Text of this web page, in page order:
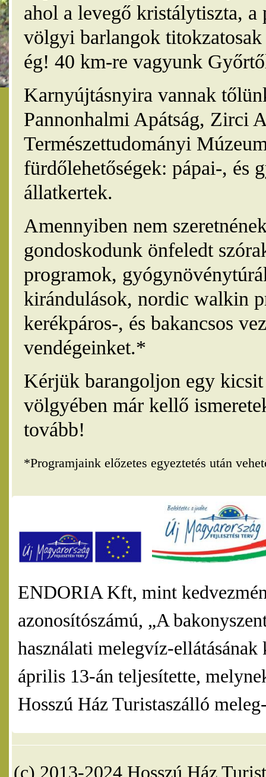
ahol a levegő kristálytiszta, a
völgyi barlangok
ég! 40 km-re vagyunk
Karnyújtásnyira vannak
Pannonhalmi Apátság, Zirci
Természettudományi
fürdőlehetőségek: pápai-, és
állatkertek.
Amennyiben nem
gondoskodunk önfeledt
programok,
kirándulások, nordic walkin
kerékpáros-, és bakancsos
vendégeinket.*
Kérjük barangoljon egy
völgyében már kellő
tovább!
*Programjaink előzetes egyeztetés után
ENDORIA Kft, mint
azonosítószámú, „A
használati melegvíz-
április 13-án teljesítette,
Hosszú Ház Turistaszálló
(c) 2013-2024 Hosszú Ház